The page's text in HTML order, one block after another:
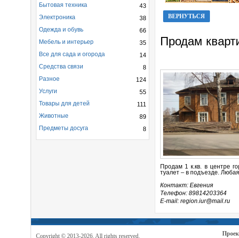
ВЕРНУТЬСЯ
Продам
Продам 1 к.кв. в центре
туалет – в подъезде.
Контакт: Евгения
Телефон: 89814203364
E-mail: region.iur@mail.ru
43
Бытовая техника
38
Электроника
66
Одежда и обувь
35
Мебель и интерьер
14
Все для сада и огорода
8
Средства связи
124
Разное
55
Услуги
111
Товары для детей
89
Животные
8
Предметы досуга
Copyright © 2013-2026. All rights reserved.